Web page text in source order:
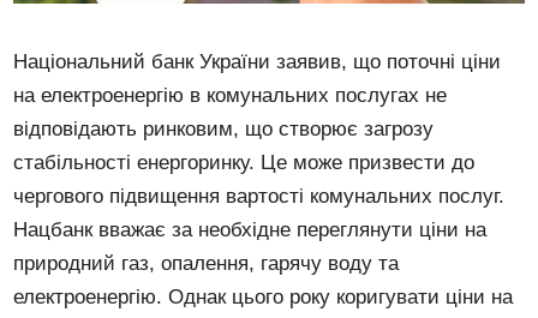
Національний банк України заявив, що поточні ціни
на електроенергію в комунальних послугах не
відповідають ринковим, що створює загрозу
стабільності енергоринку. Це може призвести до
чергового підвищення вартості комунальних послуг.
Нацбанк вважає за необхідне переглянути ціни на
природний газ, опалення, гарячу воду та
електроенергію. Однак цього року коригувати ціни на